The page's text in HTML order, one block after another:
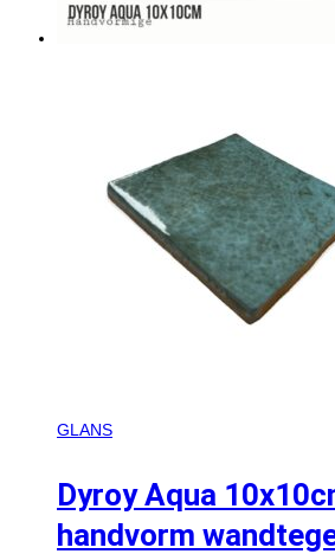
GLANS
Dyroy Aqua
handvorm